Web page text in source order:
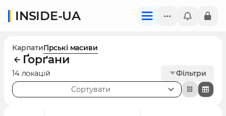
INSIDE-UA
КарпатиГірські масиви
Ґорґани
14 локацій
Фільтри
Сортувати